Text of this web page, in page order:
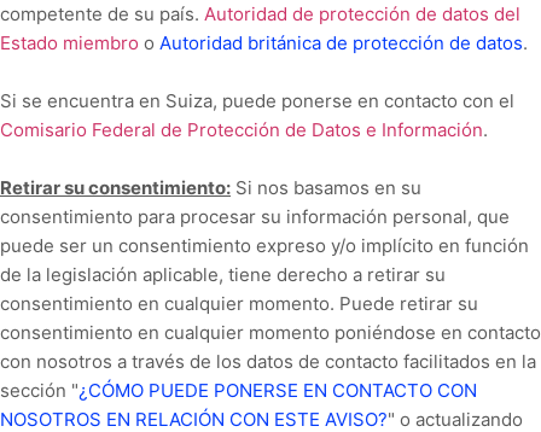
competente de su país. Autoridad de protección de datos del
Estado miembro o Autoridad británica de protección de datos.
Si se encuentra en Suiza, puede ponerse en contacto con el
Comisario Federal de Protección de Datos e Información.
Retirar su consentimiento: Si nos basamos en su
consentimiento para procesar su información personal, que
puede ser un consentimiento expreso y/o implícito en función
de la legislación aplicable, tiene derecho a retirar su
consentimiento en cualquier momento. Puede retirar su
consentimiento en cualquier momento poniéndose en contacto
con nosotros a través de los datos de contacto facilitados en la
sección "¿CÓMO PUEDE PONERSE EN CONTACTO CON
NOSOTROS EN RELACIÓN CON ESTE AVISO?" o actualizando